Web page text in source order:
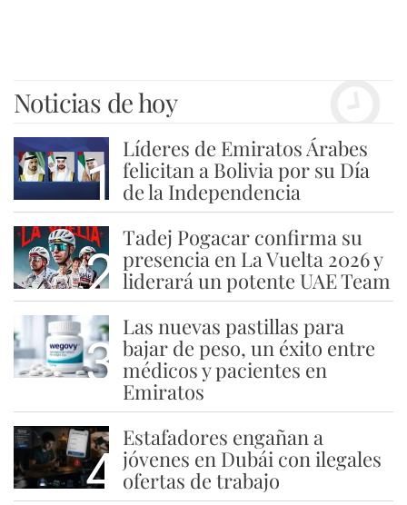
Noticias de hoy
1
Líderes de Emiratos Árabes
felicitan a Bolivia por su Día
de la Independencia
2
Tadej Pogacar confirma su
presencia en La Vuelta 2026 y
liderará un potente UAE Team
3
Las nuevas pastillas para
bajar de peso, un éxito entre
médicos y pacientes en
Emiratos
4
Estafadores engañan a
jóvenes en Dubái con ilegales
ofertas de trabajo